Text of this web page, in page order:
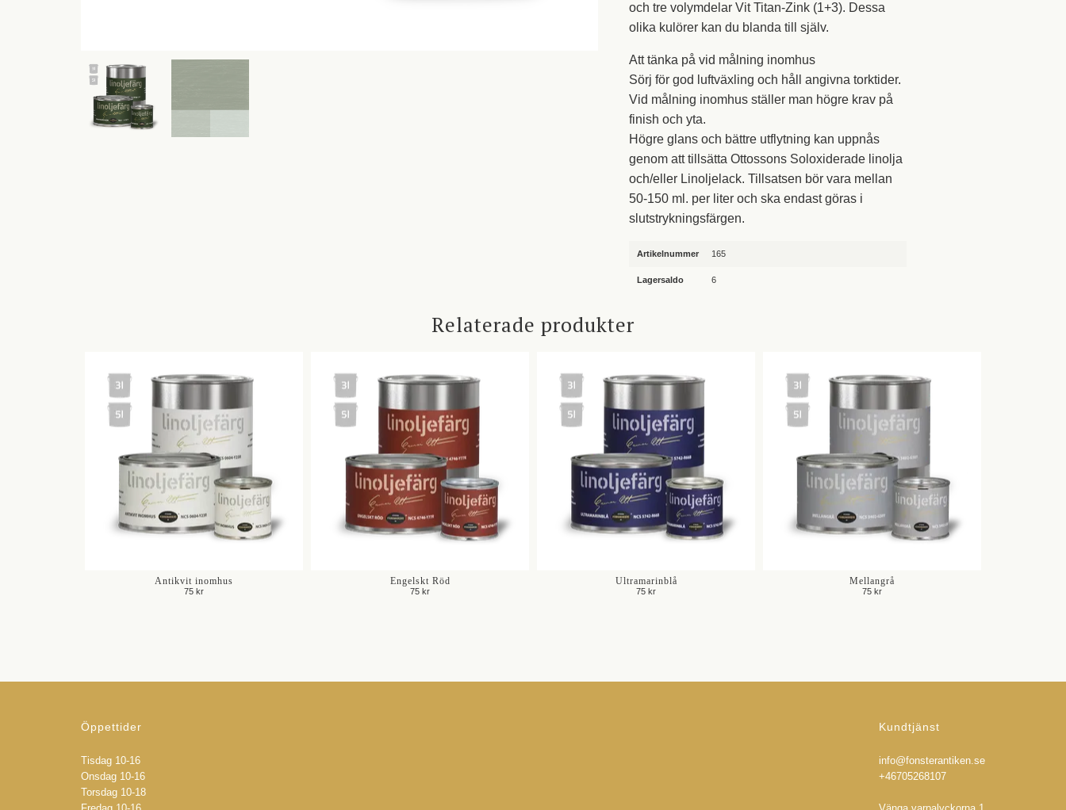
och tre volymdelar Vit Titan-Zink (1+3). Dessa
olika kulörer kan du blanda till själv.
Att tänka på vid målning inomhus
Sörj för god luftväxling och håll angivna torktider.
Vid målning inomhus ställer man högre krav på
finish och yta.
Högre glans och bättre utflytning kan uppnås
genom att tillsätta Ottossons Soloxiderade linolja
och/eller Linoljelack. Tillsatsen bör vara mellan
50-150 ml. per liter och ska endast göras i
slutstrykningsfärgen.
Artikelnummer 165
Lagersaldo 6
Relaterade produkter
Antikvit inomhus
75 kr
Engelskt Röd
75 kr
Ultramarinblå
75 kr
Mellangrå
75 kr
Öppettider
Tisdag 10-16
Onsdag 10-16
Torsdag 10-18
Kundtjänst
info@fonsterantiken.se
+46705268107